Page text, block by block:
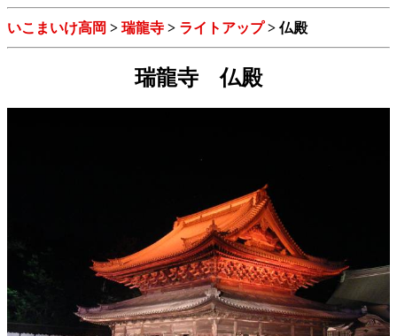
いこまいけ高岡 > 瑞龍寺 > ライトアップ> 仏殿
瑞龍寺 仏殿